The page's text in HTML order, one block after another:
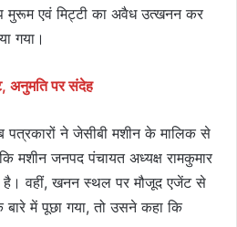
मुरूम एवं मिट्टी का अवैध उत्खनन कर
गया।
अनुमति पर संदेह
पत्रकारों ने जेसीबी मशीन के मालिक से
मशीन जनपद पंचायत अध्यक्ष रामकुमार
है। वहीं, खनन स्थल पर मौजूद एजेंट से
में पूछा गया, तो उसने कहा कि